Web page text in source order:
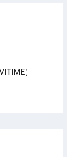
）